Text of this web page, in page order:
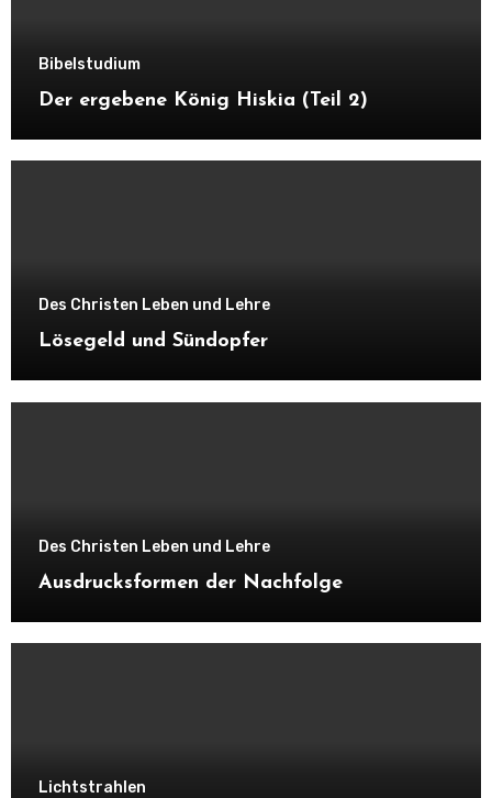
Bibelstudium
Der ergebene König Hiskia (Teil 2)
Des Christen Leben und Lehre
Lösegeld und Sündopfer
Des Christen Leben und Lehre
Ausdrucksformen der Nachfolge
Lichtstrahlen